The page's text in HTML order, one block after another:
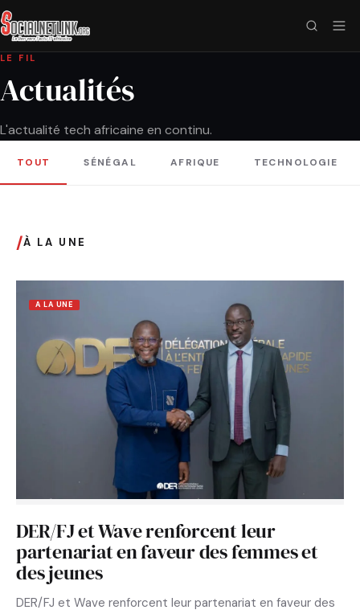
LE FIL
Actualités
L'actualité tech africaine en continu.
TOUT SÉNÉGAL AFRIQUE TECHNOLOGIE
/À LA UNE
A LA UNE
DER/FJ et Wave renforcent leur
partenariat en faveur des femmes et
des jeunes
DER/FJ et Wave renforcent leur partenariat en faveur des